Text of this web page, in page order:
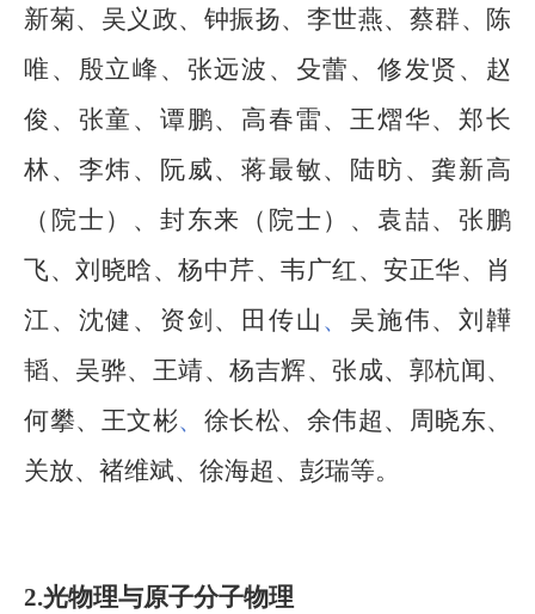
新菊、吴义政、钟振扬、李世燕、蔡群、陈
唯、殷立峰、张远波、殳蕾、修发贤、赵
俊、张童、谭鹏、高春雷、王熠华、郑长
林、李炜、阮威、蒋最敏、陆昉、龚新高
（院士）、封东来（院士）、袁喆、张鹏
飞、刘晓晗、杨中芹、韦广红、安正华、肖
江、沈健、资剑、田传山 、 吴施伟、刘韡
韬、吴骅、王靖、杨吉辉、张成、郭杭闻、
何攀、王文彬、 徐长松、余伟超、周晓东、
关放、褚维斌、徐海超、彭瑞等。
2.光物理与原子分子物理